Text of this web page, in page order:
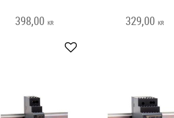
398,00 KR
Add to favorites
329,00 KR